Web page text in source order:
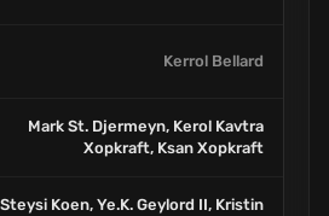
Kerrol Bellard
Mark St. Djermeyn, Kerol Kavtra
Xopkraft, Ksan Xopkraft
Steysi Koen, Ye.K. Geylord II, Kristin